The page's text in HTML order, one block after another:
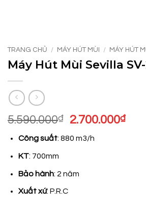
TRANG CHỦ / MÁY HÚT MÙI / MÁY HÚT
Máy Hút Mùi Sevilla
5.590.000₫
Giá
là:
2.700.000₫Giá
Công suất: 880 m3/h
KT: 700mm
Bảo hành: 2 năm
Xuất xứ: P.R.C